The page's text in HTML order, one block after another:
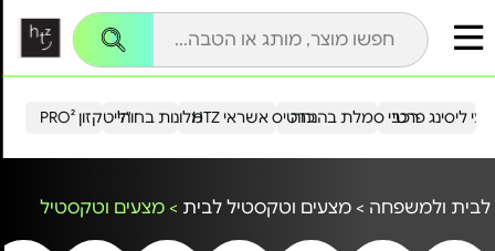
הייטקזון PRO²מלונות בחו"ל כרטיס אשראי HTZ ליסינג פרטירכבי סמלת בהנחה
לבית ולמשפחה > מצעים וטקסטיל לבית > מצעים וטקסטיל